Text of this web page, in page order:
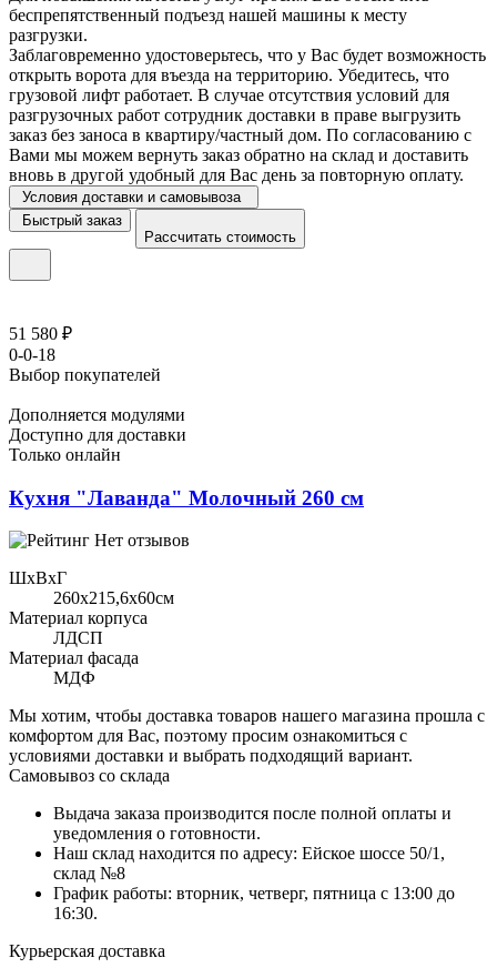
беспрепятственный подъезд нашей машины к месту
разгрузки.
Заблаговременно удостоверьтесь, что у Вас будет возможность
открыть ворота для въезда на территорию. Убедитесь, что
грузовой лифт работает. В случае отсутствия условий для
разгрузочных работ сотрудник доставки в праве выгрузить
заказ без заноса в квартиру/частный дом. По согласованию с
Вами мы можем вернуть заказ обратно на склад и доставить
вновь в другой удобный для Вас день за повторную оплату.
Условия доставки и самовывоза
Быстрый заказ
Рассчитать стоимость
51 580 ₽
0-0-18
Выбор покупателей
Дополняется модулями
Доступно для доставки
Только онлайн
Кухня "Лаванда" Молочный 260 см
Нет отзывов
ШхВхГ
260x215,6х60см
Материал корпуса
ЛДСП
Материал фасада
МДФ
Мы хотим, чтобы доставка товаров нашего магазина прошла с
комфортом для Вас, поэтому просим ознакомиться с
условиями доставки и выбрать подходящий вариант.
Самовывоз со склада
Выдача заказа производится после полной оплаты и
уведомления о готовности.
Наш склад находится по адресу: Ейское шоссе 50/1,
склад №8
График работы: вторник, четверг, пятница с 13:00 до
16:30.
Курьерская доставка